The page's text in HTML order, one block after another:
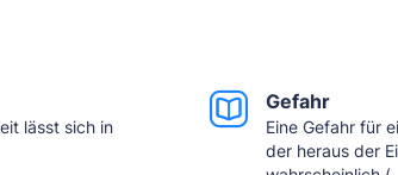
lässt sich in
Gefahr
Eine Gefahr für
der heraus der